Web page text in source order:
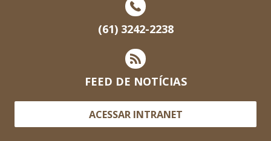
(61) 3242-2238
FEED DE NOTÍCIAS
ACESSAR INTRANET